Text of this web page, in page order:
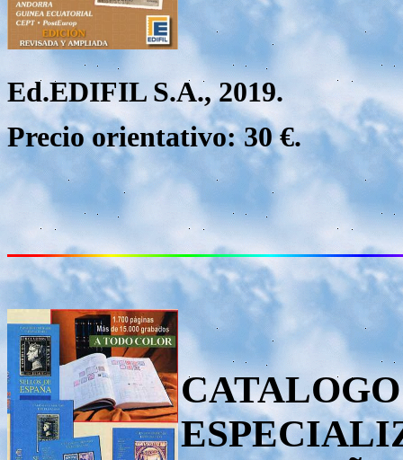
Ed.EDIFIL S.A., 2019.
Precio orientativo: 30 €.